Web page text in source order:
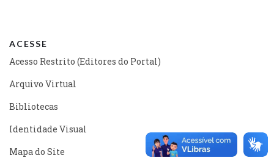
ACESSE
Acesso Restrito (Editores do Portal)
Arquivo Virtual
Bibliotecas
Identidade Visual
Mapa do Site